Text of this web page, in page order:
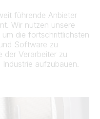
führende Anbieter
Wir nutzen unsere
die fortschrittlichsten
Software zu
der Verarbeiter zu
aufzubauen.